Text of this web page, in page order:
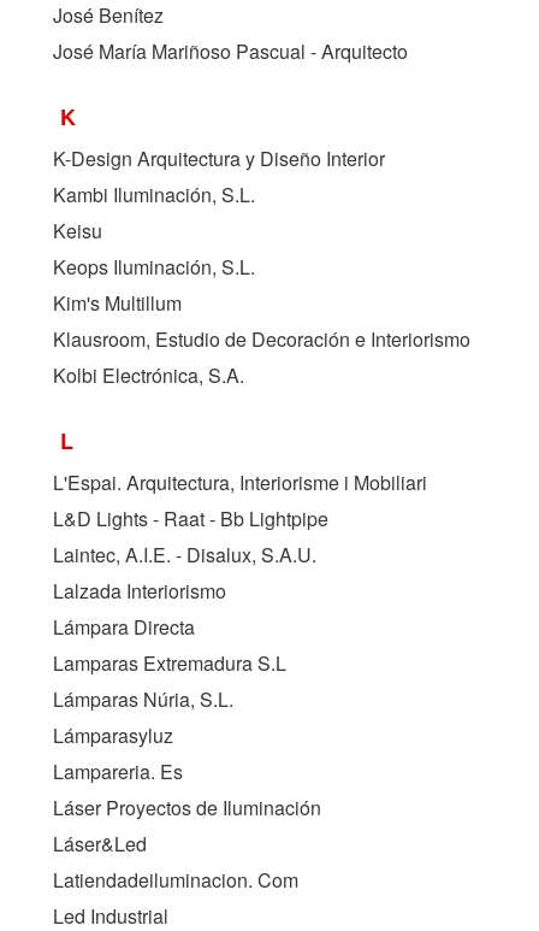
José Benítez
José María Mariñoso Pascual - Arquitecto
K
K-Design Arquitectura y Diseño Interior
Kambi Iluminación, S.L.
Keisu
Keops Iluminación, S.L.
Kim's Multillum
Klausroom, Estudio de Decoración e Interiorismo
Kolbi Electrónica, S.A.
L
L'Espai. Arquitectura, Interiorisme i Mobiliari
L&D Lights - Raat - Bb Lightpipe
Laintec, A.I.E. - Disalux, S.A.U.
Lalzada Interiorismo
Lámpara Directa
Lamparas Extremadura S.L
Lámparas Núria, S.L.
Lámparasyluz
Lampareria. Es
Láser Proyectos de Iluminación
Láser&Led
Latiendadeiluminacion. Com
Led Industrial